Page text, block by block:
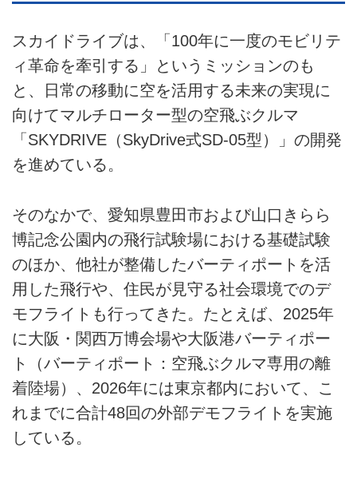
スカイドライブは、「100年に一度のモビリテ
ィ革命を牽引する」というミッションのも
と、日常の移動に空を活用する未来の実現に
向けてマルチローター型の空飛ぶクルマ
「SKYDRIVE（SkyDrive式SD-05型）」の開発
を進めている。
そのなかで、愛知県豊田市および山口きらら
博記念公園内の飛行試験場における基礎試験
のほか、他社が整備したバーティポートを活
用した飛行や、住民が見守る社会環境でのデ
モフライトも行ってきた。たとえば、2025年
に大阪・関西万博会場や大阪港バーティポー
ト（バーティポート：空飛ぶクルマ専用の離
着陸場）、2026年には東京都内において、こ
れまでに合計48回の外部デモフライトを実施
している。